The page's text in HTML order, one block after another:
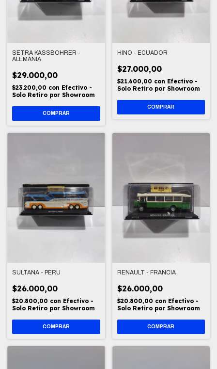
SETRA KASSBOHRER -
ALEMANIA
$29.000,00
$23.200,00 con Efectivo -
Solo Retiro por Showroom
COMPRAR
HINO - ECUADOR
$27.000,00
$21.600,00 con Efectivo -
Solo Retiro por Showroom
COMPRAR
SULTANA - PERU
$26.000,00
$20.800,00 con Efectivo -
Solo Retiro por Showroom
RENAULT - FRANCIA
$26.000,00
$20.800,00 con Efectivo -
Solo Retiro por Showroom
COMPRAR